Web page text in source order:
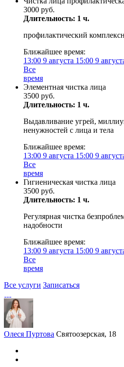
3000 руб.
Длительность: 1 ч.
профилактический
Ближайшее время:
13:00 9 августа 15:00 9
Все
время
Элементная чистка лица
3500 руб.
Длительность: 1 ч.
Выдавливание угрей,
ненужностей с лица и тела
Ближайшее время:
13:00 9 августа 15:00 9
Все
время
Гигиеническая чистка лица
3500 руб.
Длительность: 1 ч.
Регулярная чистка
надобности
Ближайшее время:
13:00 9 августа 15:00 9
Все
время
Все услуги Записаться
Олеся Пуртова Святоозерская, 18